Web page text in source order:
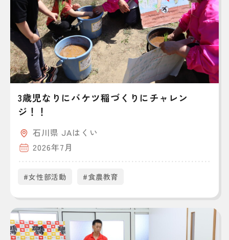
3歳児なりにバケツ稲づくりにチャレン
ジ！！
石川県 JAはくい
2026年7月
#女性部活動 #食農教育